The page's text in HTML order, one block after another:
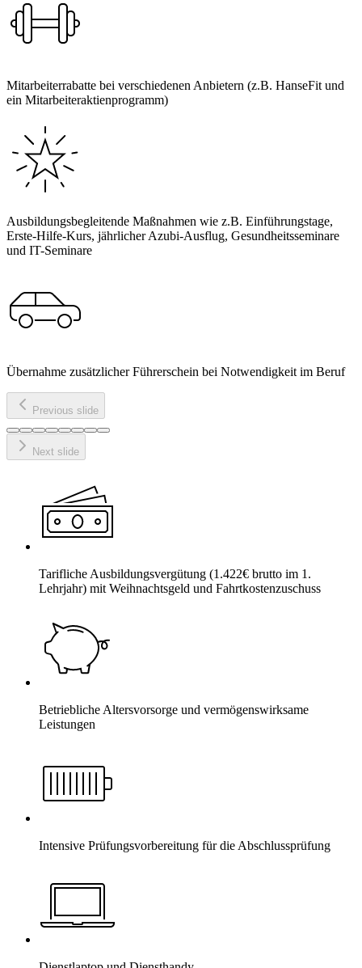
Mitarbeiterrabatte bei verschiedenen Anbietern (z.B. HanseFit und
ein Mitarbeiteraktienprogramm)
Ausbildungsbegleitende Maßnahmen wie z.B. Einführungstage,
Erste-Hilfe-Kurs, jährlicher Azubi-Ausflug, Gesundheitsseminare
und IT-Seminare
Übernahme zusätzlicher Führerschein bei Notwendigkeit im Beruf
Previous slide
Next slide
Tarifliche Ausbildungsvergütung (1.422€ brutto im 1.
Lehrjahr) mit Weihnachtsgeld und Fahrtkostenzuschuss
Betriebliche Altersvorsorge und vermögenswirksame
Leistungen
Intensive Prüfungsvorbereitung für die Abschlussprüfung